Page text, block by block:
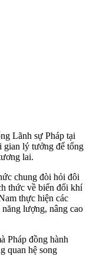
Lãnh sự Pháp tại
gian lý tưởng để tổng
lai.
chung đòi hỏi đôi
thức về biến đổi khí
thực hiện các
lượng, nâng cao
Pháp đồng hành
quan hệ song